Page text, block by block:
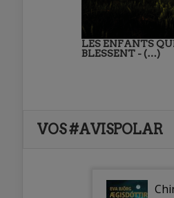
LES ENFANTS
BLESSENT - (…)
VOS #AVISPOLAR